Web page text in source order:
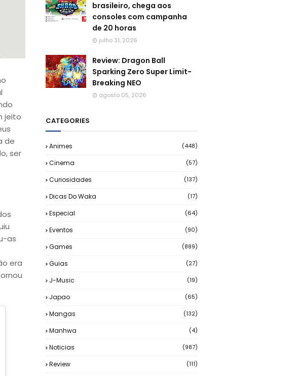
jeito
de
ser
as
era
brasileiro, chega aos
consoles com campanha
de 20 horas
julho 31, 2026
Review: Dragon Ball
Sparking Zero Super Limit-
Breaking NEO
agosto 05, 2026
CATEGORIES
Animes (448)
Cinema (57)
Curiosidades (137)
Dicas Do Waka (17)
Especial (64)
Eventos (90)
Games (889)
Guias (27)
J-Music (19)
Japao (65)
Mangas (132)
Manhwa (4)
Noticias (987)
Review (111)